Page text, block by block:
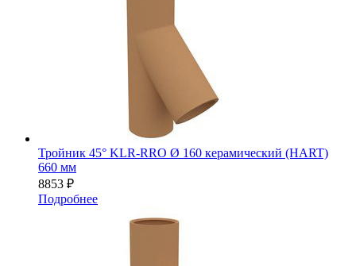
Тройник 45° KLR-RRO Ø 160 керамический (HART)
660 мм
8853 ₽
Подробнее